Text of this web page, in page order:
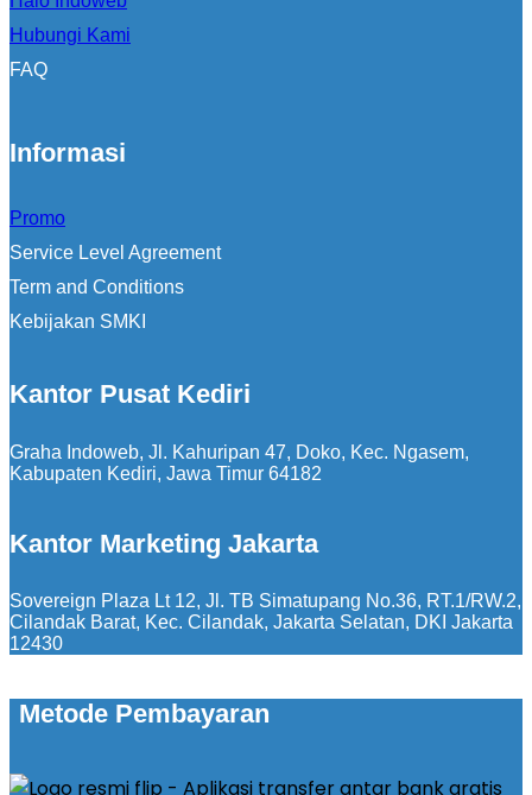
Hubungi Kami
FAQ
Informasi
Promo
Service Level Agreement
Term and Conditions
Kebijakan SMKI
Kantor Pusat Kediri
Graha Indoweb, Jl. Kahuripan 47, Doko, Kec. Ngasem,
Kabupaten Kediri, Jawa Timur 64182
Kantor Marketing Jakarta
Sovereign Plaza Lt 12, Jl. TB Simatupang No.36, RT.1/RW.2,
Cilandak Barat, Kec. Cilandak, Jakarta Selatan, DKI Jakarta
12430
Metode Pembayaran